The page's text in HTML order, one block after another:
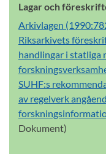
Lagar och
Arkivlagen
Riksarkivets
handlingar i statliga
SUHF:s
av regelverk
Dokument)